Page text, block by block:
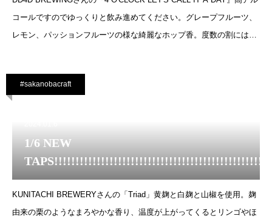
コールですのでゆっくりと飲み進めてください。グレープフルーツ、
レモン、パッションフルーツの様な綺麗なホップ香。度数の割には甘
#sakanobacraft
1/6 NEW
KUNITACHI BREWERYさんの「Triad」黄麹と白麹と山椒を使用。麹
由来の栗のようなまろやかな香り、温度が上がってくるとリンゴやほ